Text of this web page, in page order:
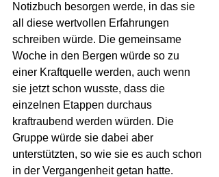
Notizbuch besorgen werde, in das sie
all diese wertvollen Erfahrungen
schreiben würde. Die gemeinsame
Woche in den Bergen würde so zu
einer Kraftquelle werden, auch wenn
sie jetzt schon wusste, dass die
einzelnen Etappen durchaus
kraftraubend werden würden. Die
Gruppe würde sie dabei aber
unterstützten, so wie sie es auch schon
in der Vergangenheit getan hatte.